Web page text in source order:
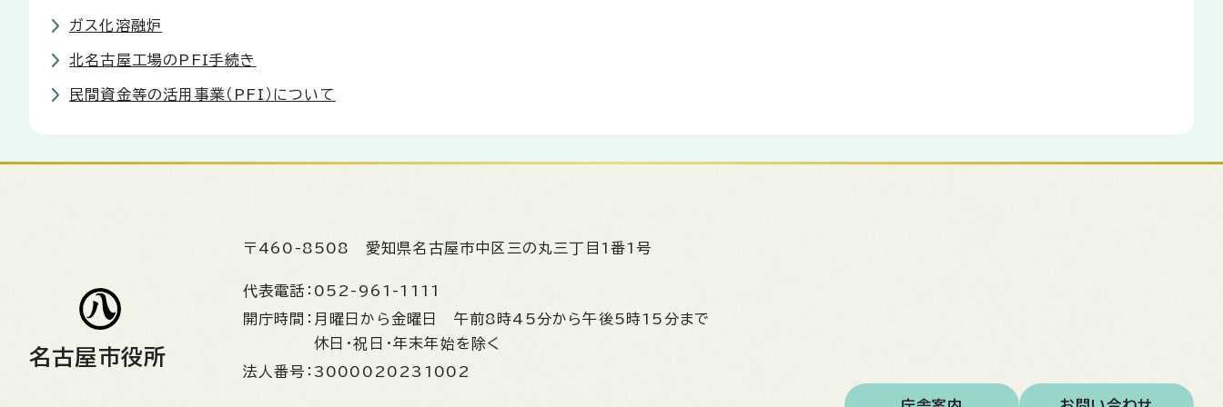
ガス化溶融炉
北名古屋工場のPFI手続き
民間資金等の活用事業（PFI）について
名古屋市役所
〒460-8508 愛知県名古屋市中区三の丸三丁目1番1号
代表電話： 052-961-1111
開庁時間： 月曜日から金曜日 午前8時45分から午後5時15分まで
休日・祝日・年末年始を除く
法人番号： 3000020231002